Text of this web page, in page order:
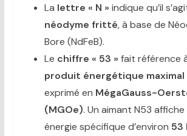
La lettre « N » indique qu’il
néodyme fritté, à base de
Bore (NdFeB).
Le chiffre « 53 » fait référence
produit énergétique maximal
exprimé en MégaGauss-
(MGOe). Un aimant N53 affiche
énergie spécifique d’environ 53